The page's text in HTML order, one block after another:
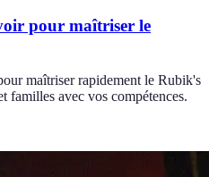
pour maîtriser le
maîtriser rapidement le Rubik's
familles avec vos compétences.